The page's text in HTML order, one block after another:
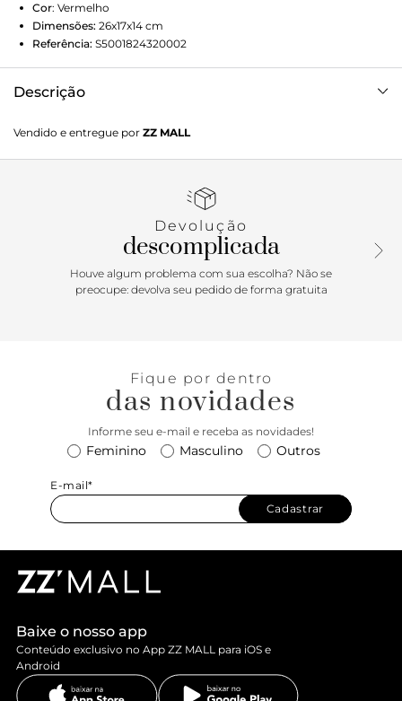
Cor: Vermelho
Dimensões: 26x17x14 cm
Referência: S5001824320002
Descrição
vermelha se destaca pelo elegante couro matelassê, ainda
mais incrível com a cor vibrante! Com amplo espaço
mão e alça tiracolo em couro - mais larga, proporciona
zíper com puxador "sign" metalizado com assinatura
Schutz deixa essa bolsa ainda mais especial. Uma aposta
prática, sofisticada e estilosa para o dia a dia!
Vendido e entregue por ZZ MALL
Devolução
descomplicada
Houve algum problema com sua escolha? Não se
preocupe: devolva seu pedido de forma gratuita
Fique por dentro
das novidades
Informe seu e-mail e receba as novidades!
Feminino Masculino Outros
E-mail*
Cadastrar
Baixe o nosso app
Conteúdo exclusivo no App ZZ MALL para iOS e
Android